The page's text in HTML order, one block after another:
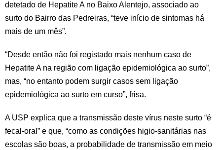
detetado de Hepatite A no Baixo Alentejo, associado ao
surto do Bairro das Pedreiras, “teve início de sintomas há
mais de um mês”.
“Desde então não foi registado mais nenhum caso de
Hepatite A na região com ligação epidemiológica ao surto”,
mas, “no entanto podem surgir casos sem ligação
epidemiológica ao surto em curso”, frisa.
A USP explica que a transmissão deste vírus neste surto “é
fecal-oral” e que, “como as condições higio-sanitárias nas
escolas são boas, a probabilidade de transmissão em meio